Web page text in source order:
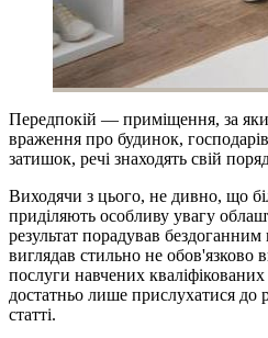
Передпокій — приміщення, за
враження про будинок,
затишок, речі знаходять свій
Виходячи з цього, не дивно, що
приділяють особливу увагу
результат порадував
виглядав стильно не обов'язково
послуги навчених кваліфікованих
достатньо лише прислухатися до
статті.